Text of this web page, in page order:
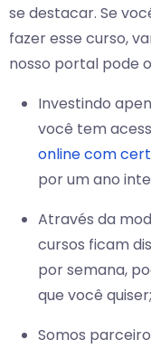
se destacar. Se
fazer esse curso,
nosso portal pode
Investindo
você tem
online com
por um ano
Através da
cursos ficam
por semana,
que você quiser;
Somos